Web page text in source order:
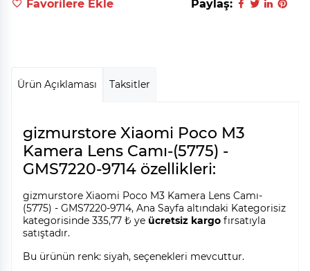
Favorilere Ekle Paylaş:
Ürün Açıklaması Taksitler
gizmurstore Xiaomi Poco M3
Kamera Lens Camı-(5775) -
GMS7220-9714 özellikleri:
gizmurstore Xiaomi Poco M3 Kamera Lens Camı-
(5775) - GMS7220-9714, Ana Sayfa altındaki Kategorisiz
kategorisinde 335,77 ₺ ye ücretsiz kargo fırsatıyla
satıştadır.
Bu ürünün renk: siyah, seçenekleri mevcuttur.